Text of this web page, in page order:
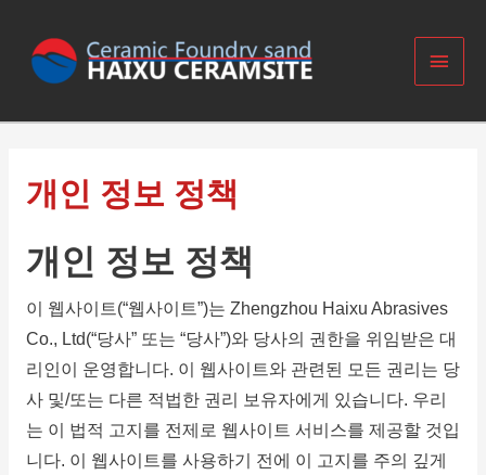
Main
Search
개인 정보 정책
개인 정보 정책
이 웹사이트(“웹사이트”)는 Zhengzhou Haixu Abrasives
Co., Ltd(“당사” 또는 “당사”)와 당사의 권한을 위임받은 대
리인이 운영합니다. 이 웹사이트와 관련된 모든 권리는 당
사 및/또는 다른 적법한 권리 보유자에게 있습니다. 우리
는 이 법적 고지를 전제로 웹사이트 서비스를 제공할 것입
니다. 이 웹사이트를 사용하기 전에 이 고지를 주의 깊게